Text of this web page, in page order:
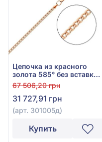
Цепочка из красного
золота 585° без вставки,
арт. 301005д
67 506,20 грн
31 727,91 грн
(арт. 301005д)
Купить